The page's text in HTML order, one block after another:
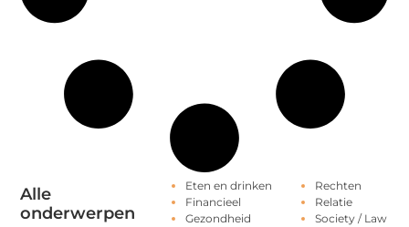
Alle
onderwerpen
Eten en drinken
Financieel
Gezondheid
Rechten
Relatie
Society / Law